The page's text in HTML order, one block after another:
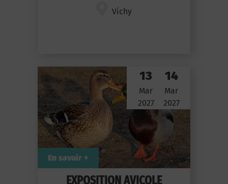
Vichy
EXPOSITION AVICOLE
13
Mar
2027
14
Mar
2027
En savoir +